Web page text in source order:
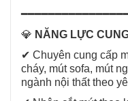
💎 NĂNG LỰC
✔ Chuyên cung cấp
cháy, mút sofa, mút
ngành nội thất theo